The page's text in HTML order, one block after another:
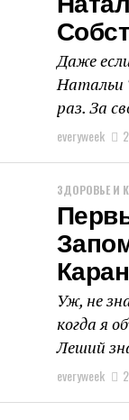
Даже
Натальи
раз. За
everyweek
ЗДОРОВЬЕ И
Уж, не
когда я
Леший
everyweek